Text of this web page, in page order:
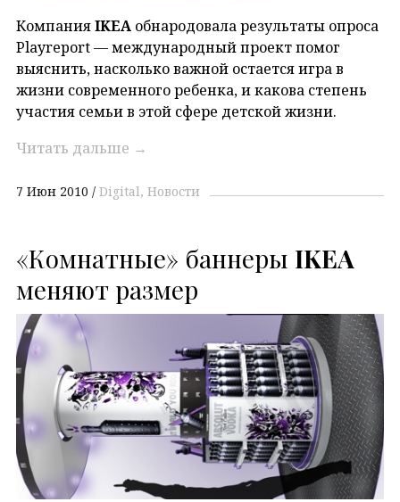
КомпанияIKEA обнародовала результаты опроса
Playreport — международный проект помог
выяснить, насколько важной остается игра в
жизни современного ребенка, и какова степень
участия семьи в этой сфере детской жизни.
Читать дальше →
7 Июн 2010 Digital Новости
«Комнатные» баннеры IKEA
меняют размер